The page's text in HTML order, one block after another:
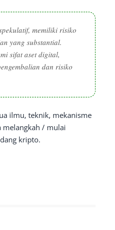
memiliki risiko
yang substantial.
sifat aset digital,
dan risiko
ilmu, teknik, mekanisme
melangkah / mulai
kripto.